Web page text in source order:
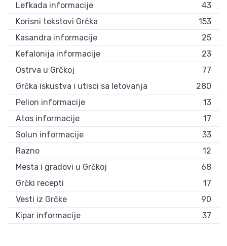
Lefkada informacije
43
Korisni tekstovi Grčka
153
Kasandra informacije
25
Kefalonija informacije
23
Ostrva u Grčkoj
77
Grčka iskustva i utisci sa letovanja
280
Pelion informacije
13
Atos informacije
17
Solun informacije
33
Razno
12
Mesta i gradovi u Grčkoj
68
Grčki recepti
17
Vesti iz Grčke
90
Kipar informacije
37